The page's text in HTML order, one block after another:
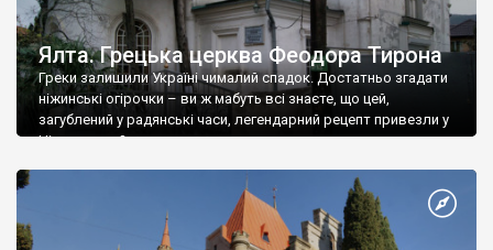
Ялта. Грецька церква Феодора Тирона
Греки залишили Україні чималий спадок. Достатньо згадати
ніжинські огірочки – ви ж мабуть всі знаєте, що цей,
загублений у радянські часи, легендарний рецепт привезли у
Ніжин греки?